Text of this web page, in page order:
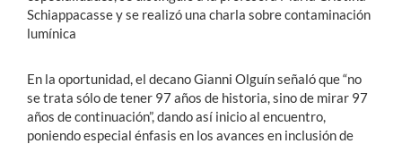
Schiappacasse y se realizó una charla sobre contaminación
lumínica
En la oportunidad, el decano Gianni Olguín señaló que “no
se trata sólo de tener 97 años de historia, sino de mirar 97
años de continuación”, dando así inicio al encuentro,
poniendo especial énfasis en los avances en inclusión de